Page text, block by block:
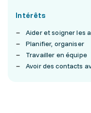
Intérêts
Aider et soigner les
Planifier, organiser
Travailler en équipe
Avoir des contacts